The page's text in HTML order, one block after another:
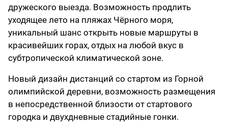
дружеского выезда. Возможность продлить
уходящее лето на пляжах Чёрного моря,
уникальный шанс открыть новые маршруты в
красивейших горах, отдых на любой вкус в
субтропической климатической зоне.
Новый дизайн дистанций со стартом из Горной
олимпийской деревни, возможность размещения
в непосредственной близости от стартового
городка и двухдневные стадийные гонки.